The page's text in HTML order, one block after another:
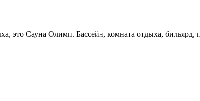
это Сауна Олимп. Бассейн, комната отдыха, бильярд,